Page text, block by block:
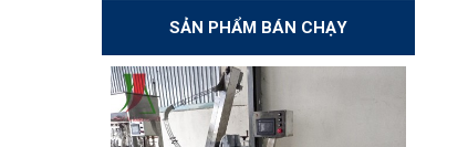
SẢN PHẨM BÁN CHẠY